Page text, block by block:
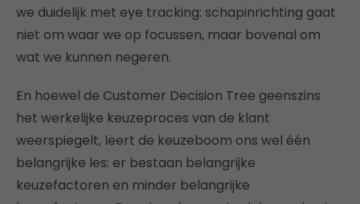
we duidelijk met eye tracking: schapinrichting gaat
niet om waar we op focussen, maar bovenal om
wat we kunnen negeren.
En hoewel de Customer Decision Tree geenszins
het werkelijke keuzeproces van de klant
weerspiegelt, leert de keuzeboom ons wel één
belangrijke les: er bestaan belangrijke
keuzefactoren en minder belangrijke